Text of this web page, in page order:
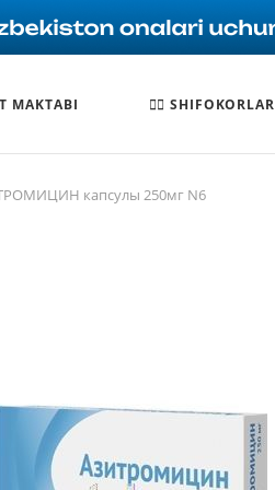
MAKTABI 🧑‍⚕️ SHIFOKORLAR
капсулы 250мг N6